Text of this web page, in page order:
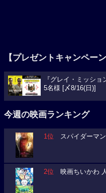
【プレゼントキャンペー
『グレイ・ミッシ
5名様 [〆8/16(日)]
今週の映画ランキング
1位 スパイダーマン
2位 映画ちいかわ